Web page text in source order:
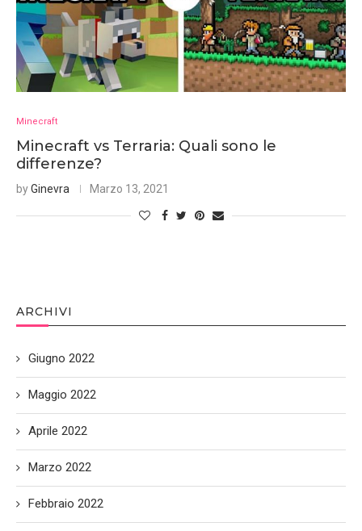
Minecraft
Minecraft vs Terraria: Quali sono le
differenze?
byGinevra Marzo 13, 2021
ARCHIVI
Giugno 2022
Maggio 2022
Aprile 2022
Marzo 2022
Febbraio 2022